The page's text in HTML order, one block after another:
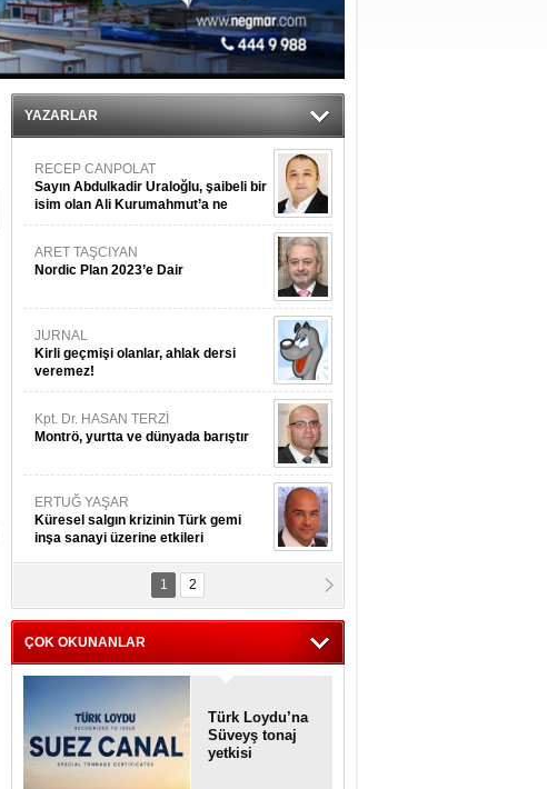
YAZARLAR
RECEP CANPOLAT
Sayın Abdulkadir Uraloğlu, şaibeli bir
isim olan Ali Kurumahmut’a ne
danışıyorsunuz?
ARET TAŞCIYAN
Nordic Plan 2023’e Dair
JURNAL
Kirli geçmişi olanlar, ahlak dersi
veremez!
Kpt. Dr. HASAN TERZİ
Montrö, yurtta ve dünyada barıştır
ERTUĞ YAŞAR
Küresel salgın krizinin Türk gemi
inşa sanayi üzerine etkileri
Kpt. MESUT AZMİ GÖKSOY
ithafen...
1 2
ÇOK OKUNANLAR
Türk Loydu’na
Süveyş tonaj
yetkisi